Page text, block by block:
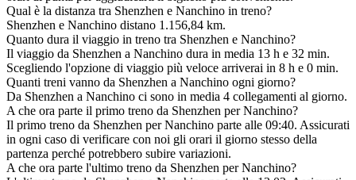
Qual è la distanza tra Shenzhen e Nanchino in treno?
Shenzhen e Nanchino distano 1.156,84 km.
Quanto dura il viaggio in treno tra Shenzhen e Nanchino?
Il viaggio da Shenzhen a Nanchino dura in media 13 h e 32 min.
Scegliendo l'opzione di viaggio più veloce arriverai in 8 h e 0 min.
Quanti treni vanno da Shenzhen a Nanchino ogni giorno?
Da Shenzhen a Nanchino ci sono in media 4 collegamenti al giorno.
A che ora parte il primo treno da Shenzhen per Nanchino?
Il primo treno da Shenzhen per Nanchino parte alle 09:40. Assicurati
in ogni caso di verificare con noi gli orari il giorno stesso della
partenza perché potrebbero subire variazioni.
A che ora parte l'ultimo treno da Shenzhen per Nanchino?